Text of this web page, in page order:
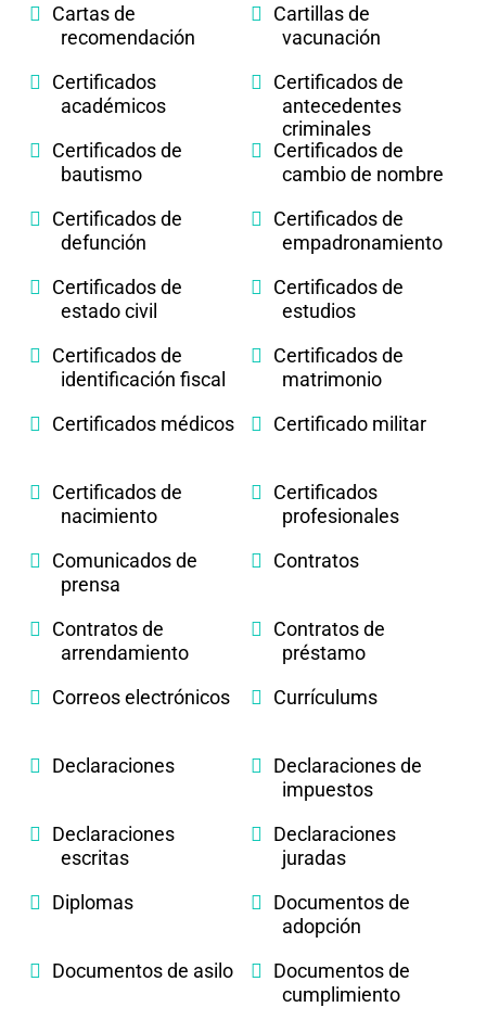
Cartas de
recomendación
Cartillas de
vacunación
Certificados
académicos
Certificados de
antecedentes
criminales
Certificados de
bautismo
Certificados de
cambio de nombre
Certificados de
defunción
Certificados de
empadronamiento
Certificados de
estado civil
Certificados de
estudios
Certificados de
identificación fiscal
Certificados de
matrimonio
Certificados médicos
Certificado militar
Certificados de
nacimiento
Certificados
profesionales
Comunicados de
prensa
Contratos
Contratos de
arrendamiento
Contratos de
préstamo
Correos electrónicos
Currículums
Declaraciones
Declaraciones de
impuestos
Declaraciones
escritas
Declaraciones
juradas
Diplomas
Documentos de
adopción
Documentos de asilo
Documentos de
cumplimiento